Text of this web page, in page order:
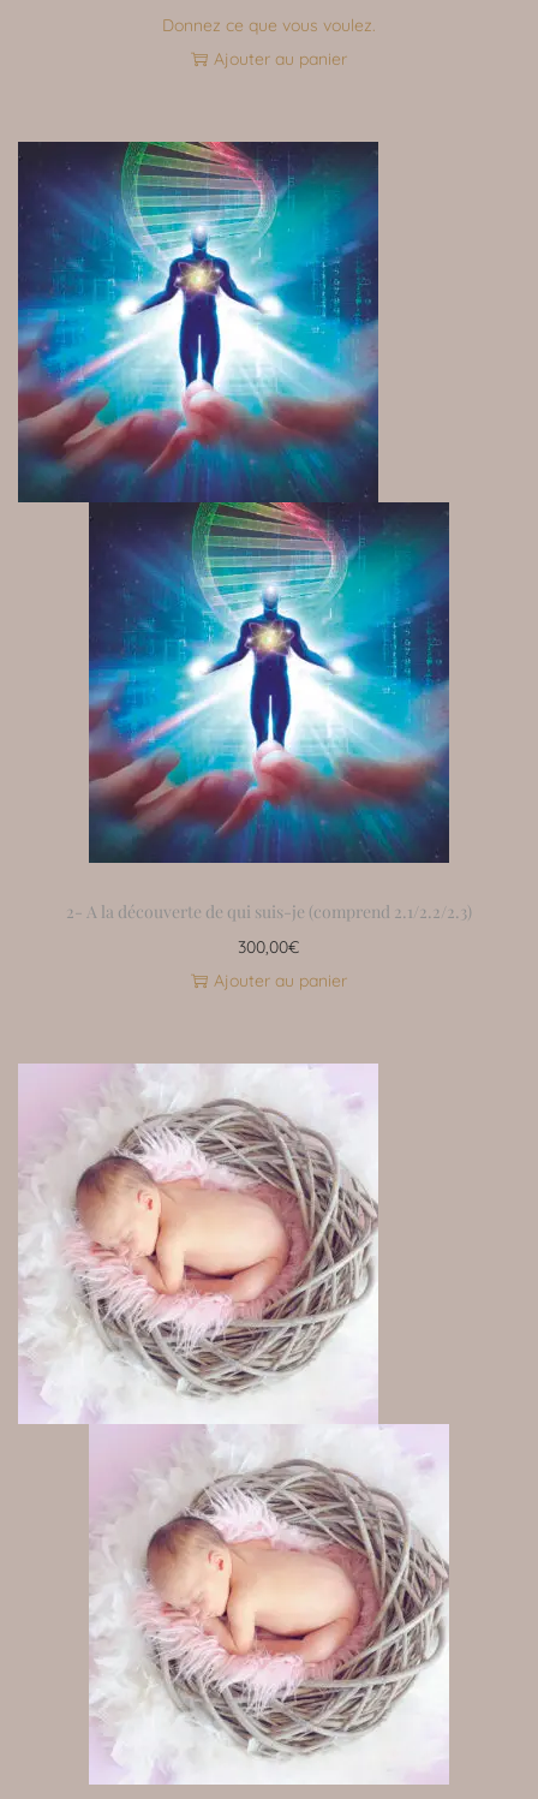
Donnez ce que vous voulez.
Ajouter au panier
2- A la découverte de qui suis-je (comprend 2.1/2.2/2.3)
300,00€
Ajouter au panier